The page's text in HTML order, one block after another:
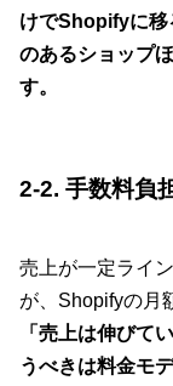
けでShopifyに移
のあるショップ
す。
2-2. 手数料負
売上が一定ライ
が、Shopifyの月
「売上は伸びて
うべきは料金モ